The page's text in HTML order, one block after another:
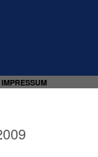
IMPRESSUM